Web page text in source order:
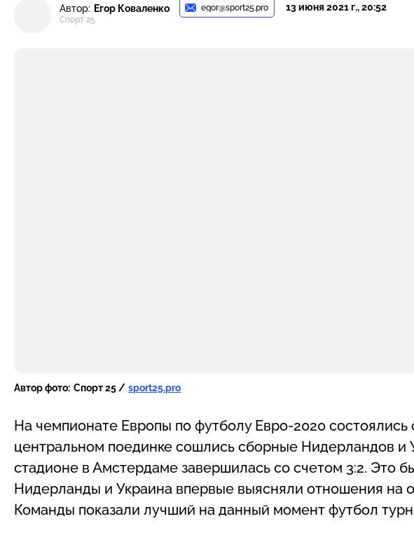
Автор: Егор Коваленко
Спорт 25
egor@sport25.pro 13 июня 2021 г., 20:52
Автор фото: Спорт 25 / sport25.pro
На чемпионате Европы по футболу Евро-2020
центральном поединке сошлись сборные Нидерландов и
стадионе в Амстердаме завершилась со счетом 3:2. Это
Нидерланды и Украина впервые выясняли отношения на
Команды показали лучший на данный момент футбол